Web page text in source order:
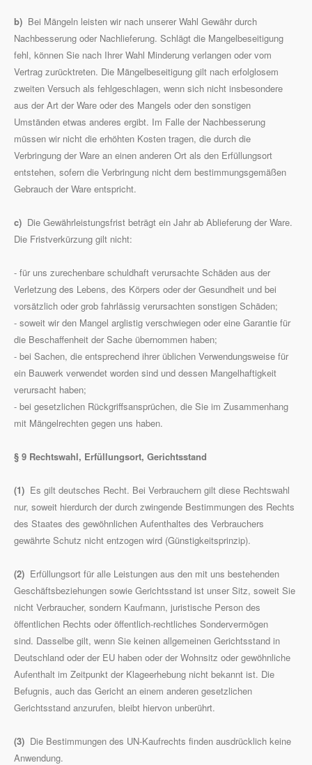
b) Bei Mängeln leisten wir nach unserer Wahl Gewähr durch
Nachbesserung oder Nachlieferung. Schlägt die Mangelbeseitigung
fehl, können Sie nach Ihrer Wahl Minderung verlangen oder vom
Vertrag zurücktreten. Die Mängelbeseitigung gilt nach erfolglosem
zweiten Versuch als fehlgeschlagen, wenn sich nicht insbesondere
aus der Art der Ware oder des Mangels oder den sonstigen
Umständen etwas anderes ergibt. Im Falle der Nachbesserung
müssen wir nicht die erhöhten Kosten tragen, die durch die
Verbringung der Ware an einen anderen Ort als den Erfüllungsort
entstehen, sofern die Verbringung nicht dem bestimmungsgemäßen
Gebrauch der Ware entspricht.
c) Die Gewährleistungsfrist beträgt ein Jahr ab Ablieferung der Ware.
Die Fristverkürzung gilt nicht:
- für uns zurechenbare schuldhaft verursachte Schäden aus der
Verletzung des Lebens, des Körpers oder der Gesundheit und bei
vorsätzlich oder grob fahrlässig verursachten sonstigen Schäden;
- soweit wir den Mangel arglistig verschwiegen oder eine Garantie für
die Beschaffenheit der Sache übernommen haben;
- bei Sachen, die entsprechend ihrer üblichen Verwendungsweise für
ein Bauwerk verwendet worden sind und dessen Mangelhaftigkeit
verursacht haben;
- bei gesetzlichen Rückgriffsansprüchen, die Sie im Zusammenhang
mit Mängelrechten gegen uns haben.
§ 9 Rechtswahl, Erfüllungsort, Gerichtsstand
(1) Es gilt deutsches Recht. Bei Verbrauchern gilt diese Rechtswahl
nur, soweit hierdurch der durch zwingende Bestimmungen des Rechts
des Staates des gewöhnlichen Aufenthaltes des Verbrauchers
gewährte Schutz nicht entzogen wird (Günstigkeitsprinzip).
(2) Erfüllungsort für alle Leistungen aus den mit uns bestehenden
Geschäftsbeziehungen sowie Gerichtsstand ist unser Sitz, soweit Sie
nicht Verbraucher, sondern Kaufmann, juristische Person des
öffentlichen Rechts oder öffentlich-rechtliches Sondervermögen
sind. Dasselbe gilt, wenn Sie keinen allgemeinen Gerichtsstand in
Deutschland oder der EU haben oder der Wohnsitz oder gewöhnliche
Aufenthalt im Zeitpunkt der Klageerhebung nicht bekannt ist. Die
Befugnis, auch das Gericht an einem anderen gesetzlichen
Gerichtsstand anzurufen, bleibt hiervon unberührt.
(3) Die Bestimmungen des UN-Kaufrechts finden ausdrücklich keine
Anwendung.